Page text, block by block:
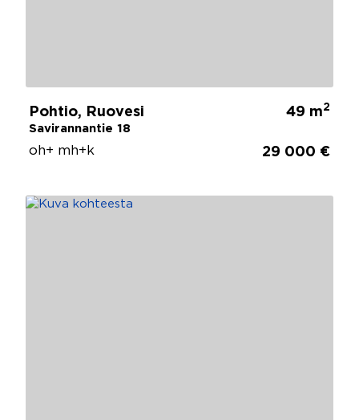
Pohtio, Ruovesi
Savirannantie 18
49 m2
oh+ mh+k 29 000 €